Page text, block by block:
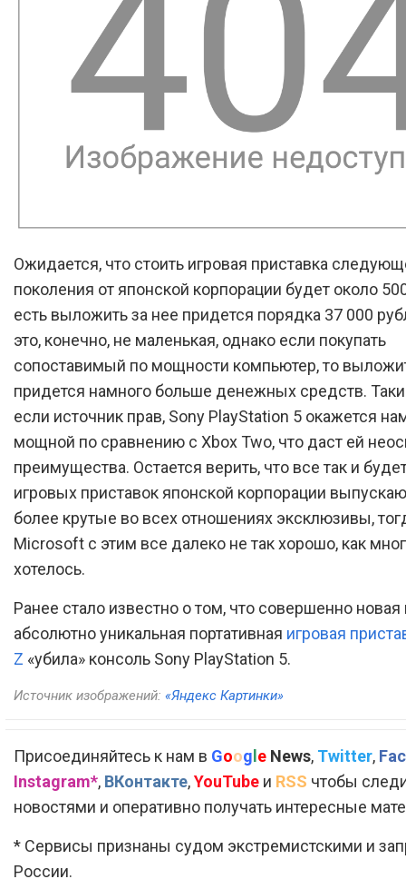
Ожидается, что стоить игровая приставка
поколения от японской корпорации будет около
есть выложить за нее придется порядка 37 000
это, конечно, не маленькая, однако если покупать
сопоставимый по мощности компьютер, то
придется намного больше денежных средств.
если источник прав, Sony PlayStation 5 окажется
мощной по сравнению с Xbox Two, что даст ей
преимущества. Остается верить, что все так и
игровых приставок японской корпорации
более крутые во всех отношениях эксклюзивы,
Microsoft с этим все далеко не так хорошо, как
хотелось.
Ранее стало известно о том, что совершенно новая
абсолютно уникальная портативная игровая
Z «убила» консоль Sony PlayStation 5.
Источник изображений: «Яндекс Картинки»
Присоединяйтесь к нам в Google News, Twitter,
Instagram*, ВКонтакте,YouTube и RSS чтобы
новостями и оперативно получать интересные
* Сервисы признаны судом экстремистскими и
России.